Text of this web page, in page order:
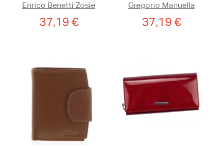
Enrico Benetti Zosie
37,19 €
Gregorio Manuella
37,19 €